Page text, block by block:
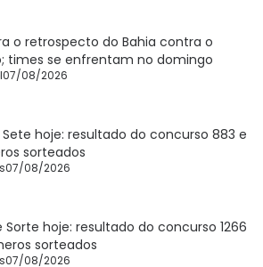
o retrospecto do Bahia contra o
times se enfrentam no domingo
07/08/2026
Sete hoje: resultado do concurso 883 e
sorteados
07/08/2026
Sorte hoje: resultado do concurso 1266
sorteados
07/08/2026